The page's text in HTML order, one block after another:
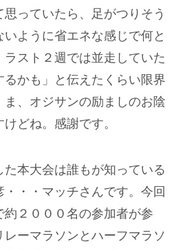
っていたら、足がつりそう
ように省エネな感じで何と
スト２週では並走していた
るかも」と伝えたくらい限界
ま、オジサンの励ましのお陰
どね。感謝です。
本大会は誰もが知っている
・・マッチさんです。今回
約２０００名の参加者が参
ーマラソンとハーフマラソ